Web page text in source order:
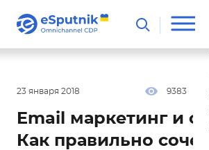
23 января 2018 9383
Email маркетинг и
Как правильно